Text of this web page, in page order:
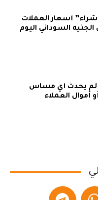
أسعار العملات
الجنيه السوداني اليوم
لم يحدث أي مساس
أموال العملاء